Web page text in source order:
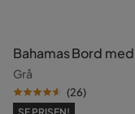
Bahamas Bord
Grå
(26)
SE PRISEN!